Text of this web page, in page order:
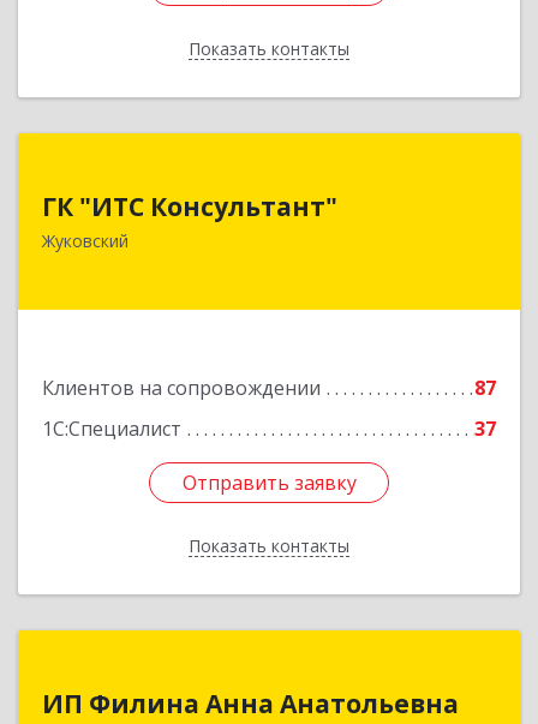
Показать контакты
Назад
ГК "ИТС Консультант"
Жуковский
Клиентов на сопровождении
87
1С:Специалист
37
Отправить заявку
Показать контакты
140181, Московская обл, Жуковский г,
Ломоносова ул, дом № 29А, этаж 2, пом.3
Подробнее
Отправить заявку
Назад
ИП Филина Анна Анатольевна